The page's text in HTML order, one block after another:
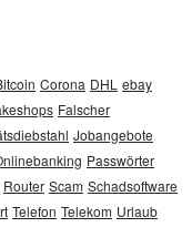
easypark“
Corona DHL ebay
Falscher
Jobangebote
Passwörter
Router Scam Schadsoftware
Telefon Telekom Urlaub